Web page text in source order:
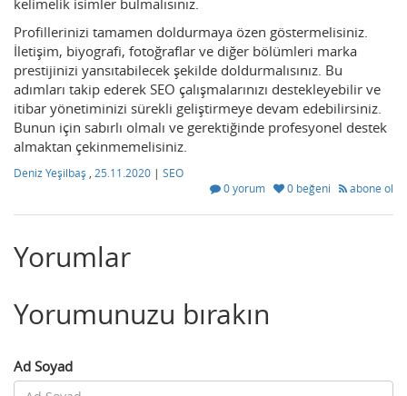
kelimelik isimler bulmalısınız.
Profillerinizi tamamen doldurmaya özen göstermelisiniz.
İletişim, biyografi, fotoğraflar ve diğer bölümleri marka
prestijinizi yansıtabilecek şekilde doldurmalısınız. Bu
adımları takip ederek SEO çalışmalarınızı destekleyebilir ve
itibar yönetiminizi sürekli geliştirmeye devam edebilirsiniz.
Bunun için sabırlı olmalı ve gerektiğinde profesyonel destek
almaktan çekinmemelisiniz.
Deniz Yeşilbaş 25.11.2020 | SEO
0 yorum
0 beğeni abone ol
Yorumlar
Yorumunuzu bırakın
Ad Soyad